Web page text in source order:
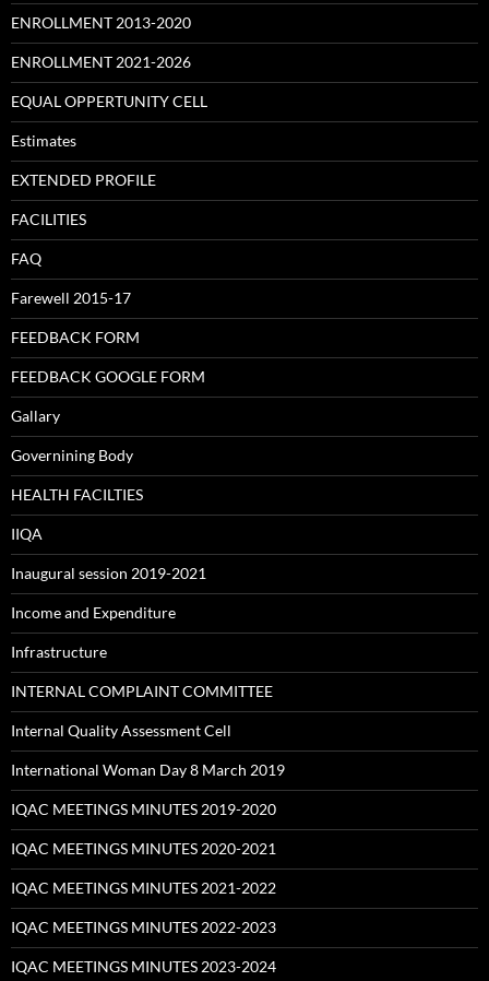
ENROLLMENT 2013-2020
ENROLLMENT 2021-2026
EQUAL OPPERTUNITY CELL
Estimates
EXTENDED PROFILE
FACILITIES
FAQ
Farewell 2015-17
FEEDBACK FORM
FEEDBACK GOOGLE FORM
Gallary
Governining Body
HEALTH FACILTIES
IIQA
Inaugural session 2019-2021
Income and Expenditure
Infrastructure
INTERNAL COMPLAINT COMMITTEE
Internal Quality Assessment Cell
International Woman Day 8 March 2019
IQAC MEETINGS MINUTES 2019-2020
IQAC MEETINGS MINUTES 2020-2021
IQAC MEETINGS MINUTES 2021-2022
IQAC MEETINGS MINUTES 2022-2023
IQAC MEETINGS MINUTES 2023-2024